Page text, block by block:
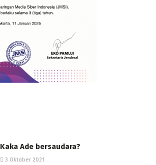
Kaka Ade bersaudara?
3 Oktober 2021